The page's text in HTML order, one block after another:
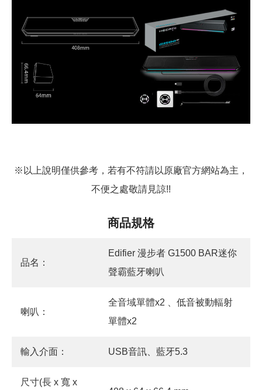
※以上說明僅供參考，若有不符請以原廠官方網站為主，
不便之處敬請見諒!!
商品規格
品名：
Edifier 漫步者 G1500 BAR迷你
聲霸藍牙喇叭
喇叭：
全音域單體x2 、低音被動輻射
單體x2
輸入介面： USB音訊、藍牙5.3
尺寸(長 x 寬 x